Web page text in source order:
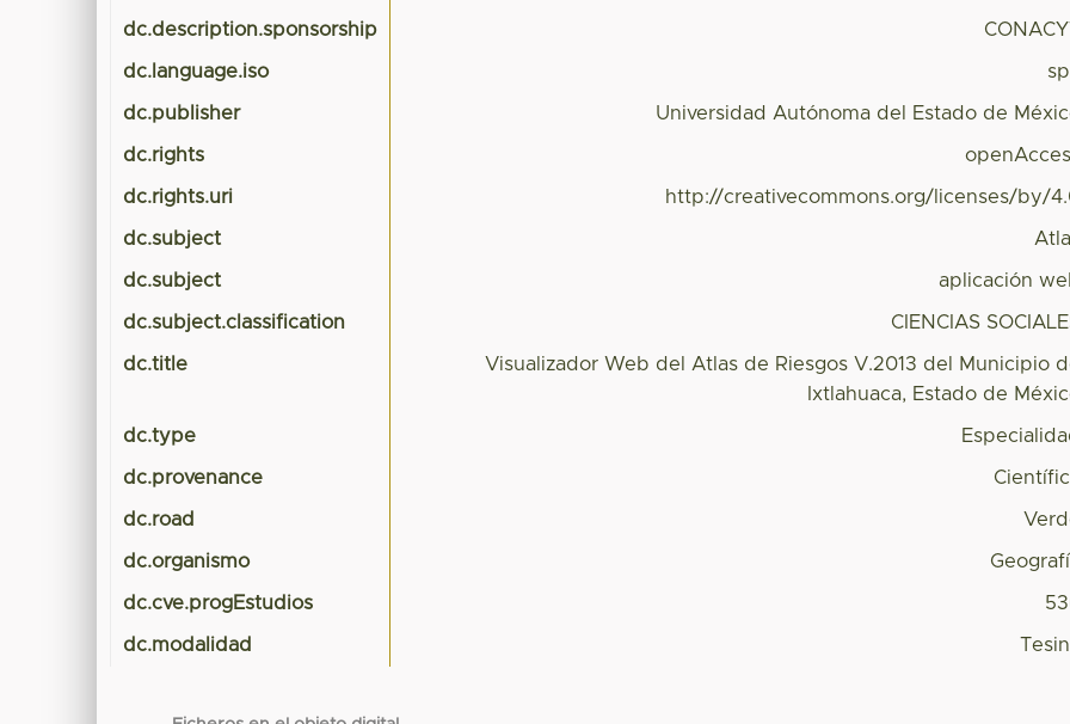
dc.description.sponsorship
dc.language.iso
dc.publisher Universidad Autónoma del Estado de
dc.rights
dc.rights.uri http://creativecommons.org/licenses/by/
dc.subject
dc.subject aplicación
dc.subject.classification CIENCIAS
dc.title
Visualizador Web del Atlas de Riesgos V.2013 del Municipio
Ixtlahuaca, Estado de
dc.type
dc.provenance
dc.road
dc.organismo
dc.cve.progEstudios
dc.modalidad